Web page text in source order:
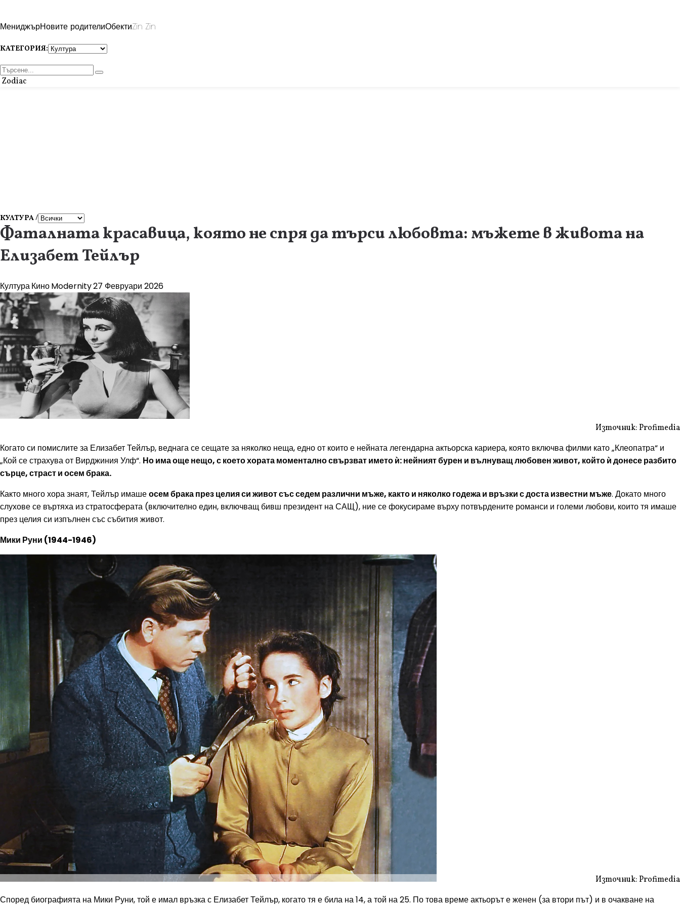
МениджърНовите родителиОбектиZin Zin
КАТЕГОРИЯ:
Zodiac
КУЛТУРА /
Фаталната красавица, която не спря да търси любовта: мъжете в живота на
Елизабет Тейлър
КултураКиноModernity27 Февруари 2026
Източник: Profimedia
Когато си помислите за Елизабет Тейлър, веднага се сещате за няколко неща, едно от които е нейната легендарна актьорска кариера, която включва филми като „Клеопатра“ и
„Кой се страхува от Вирджиния Улф“. Но има още нещо, с което хората моментално свързват името ѝ: нейният бурен и вълнуващ любовен живот, който ѝ донесе разбито
сърце, страст и осем брака.
Както много хора знаят, Тейлър имашеосем брака през целия си живот със седем различни мъже, както и няколко годежа и връзки с доста известни мъже. Докато много
слухове се въртяха из стратосферата (включително един, включващ бивш президент на САЩ), ние се фокусираме върху потвърдените романси и големи любови, които тя имаше
през целия си изпълнен със събития живот.
Мики Руни (1944-1946)
Източник: Profimedia
Според биографията на Мики Руни, той е имал връзка с Елизабет Тейлър, когато тя е била на 14, а той на 25. По това време актьорът е женен (за втори път) и в очакване на